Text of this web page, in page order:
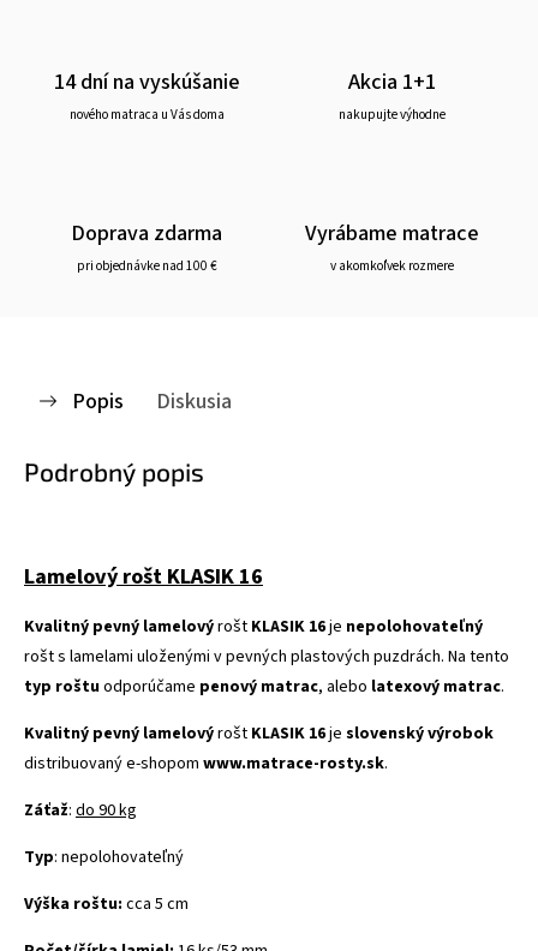
14 dní na vyskúšanie
nového matraca u Vás doma
Akcia 1+1
nakupujte výhodne
Doprava zdarma
pri objednávke nad 100 €
Vyrábame matrace
v akomkoľvek rozmere
Popis Diskusia
Podrobný popis
Lamelový rošt KLASIK 16
Kvalitný pevný lamelovýrošt KLASIK 16je nepolohovateľný
rošt s lamelami uloženými v pevných plastových puzdrách. Na tento
typ roštuodporúčame penový matrac, alebo latexový matrac.
Kvalitný pevný lamelovýrošt KLASIK 16je slovenský výrobok
distribuovaný e-shopom www.matrace-rosty.sk.
Záťaž: do 90 kg
Typ: nepolohovateľný
Výška roštu: cca 5 cm